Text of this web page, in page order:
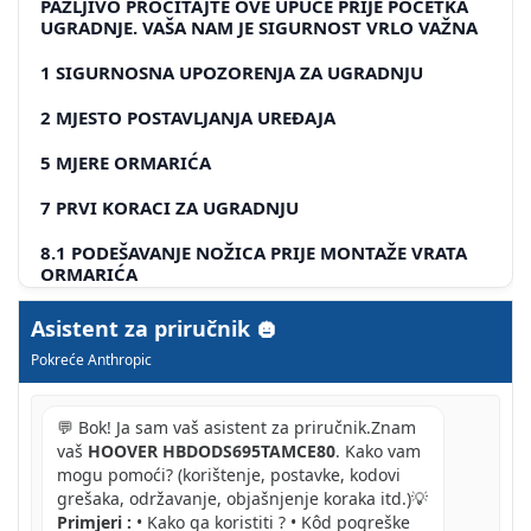
PAŽLJIVO PROČITAJTE OVE UPUĆE PRIJE POČETKA
UGRADNJE. VAŠA NAM JE SIGURNOST VRLO VAŽNA
1 SIGURNOSNA UPOZORENJA ZA UGRADNJU
2 MJESTO POSTAVLJANJA UREĐAJA
5 MJERE ORMARIĆA
7 PRVI KORACI ZA UGRADNJU
8.1 PODEŠAVANJE NOŽICA PRIJE MONTAŽE VRATA
ORMARIĆA
8.2 PROVJERA ISPRAVNE VISINE PERILICE RUBLJA
UNUTAR ORMARIĆA
8.3 POSTAVLJANJE PREDLOŠKA ZA UGRADNJU NA
8.4 BUŠENJE VRATA ORMARIĆA ZA UGRADNJU
ŠARKI
8.5 BUŠENJE VRATA ORMARIĆA ZA UGRADNJU
Asistent za priručnik
Pokreće Anthropic
💬 Bok! Ja sam vaš asistent za priručnik.Znam
vaš HOOVER HBDODS695TAMCE80. Kako vam
mogu pomoći? (korištenje, postavke, kodovi
grešaka, održavanje, objašnjenje koraka itd.)💡
Primjeri : • Kako ga koristiti ? • Kôd pogreške